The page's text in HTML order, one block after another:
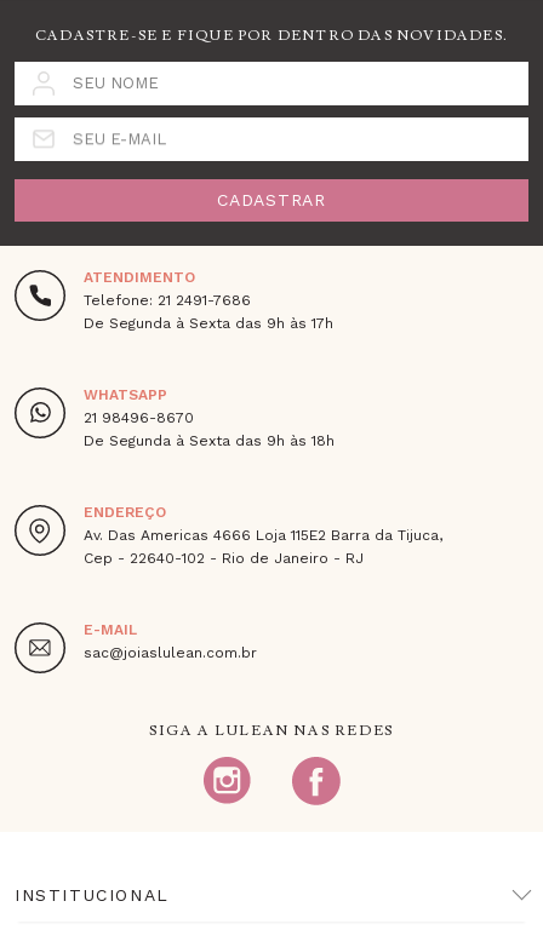
CADASTRE-SE E FIQUE POR DENTRO DAS NOVIDADES.
SEU NOME
SEU E-MAIL
CADASTRAR
ATENDIMENTO
Telefone: 21 2491-7686
De Segunda à Sexta das 9h às 17h
WHATSAPP
21 98496-8670
De Segunda à Sexta das 9h às 18h
ENDEREÇO
Av. Das Americas 4666 Loja 115E2 Barra da Tijuca,
Cep - 22640-102 - Rio de Janeiro - RJ
E-MAIL
sac@joiaslulean.com.br
SIGA A LULEAN NAS REDES
INSTITUCIONAL